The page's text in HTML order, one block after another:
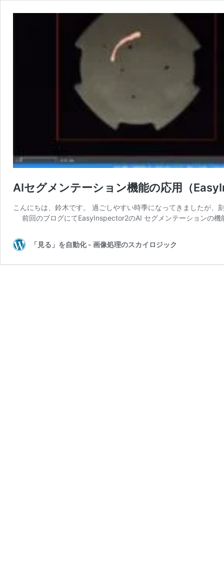
AIセグメンテーション機能の応用（
こんにちは、鈴木です。 過ごしやすい時季になってきましたが
前回のブログにてEasyInspector2のAI セグメンテーションの
「見る」を自動化 - 画像処理のスカイロジック